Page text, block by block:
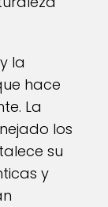
la
hace
La
los
su
y